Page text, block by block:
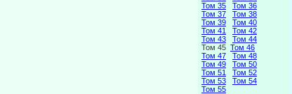
Том 35
Том 36
Том 37
Том 38
Том 39
Том 40
Том 41
Том 42
Том 43
Том 44
Том 45 Том 46
Том 47
Том 48
Том 49
Том 50
Том 51
Том 52
Том 53
Том 54
Том 55